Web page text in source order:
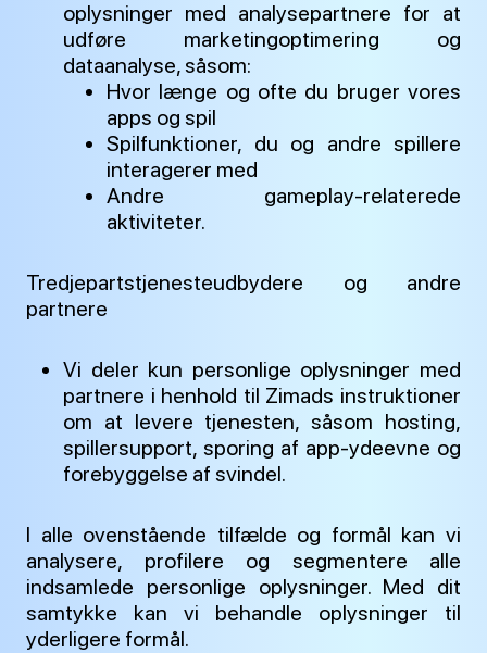
oplysninger med analysepartnere for at
udføre marketingoptimering og
dataanalyse, såsom:
Hvor længe og ofte du bruger vores
apps og spil
Spilfunktioner, du og andre spillere
interagerer med
Andre gameplay-relaterede
aktiviteter.
Tredjepartstjenesteudbydere og andre
partnere
Vi deler kun personlige oplysninger med
partnere i henhold til Zimads instruktioner
om at levere tjenesten, såsom hosting,
spillersupport, sporing af app-ydeevne og
forebyggelse af svindel.
I alle ovenstående tilfælde og formål kan vi
analysere, profilere og segmentere alle
indsamlede personlige oplysninger. Med dit
samtykke kan vi behandle oplysninger til
yderligere formål.